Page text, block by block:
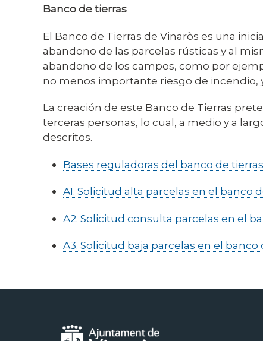
Banco de tierras
El Banco de Tierras de Vinaròs es una
abandono de las parcelas rústicas y al
abandono de los campos, como por
no menos importante riesgo de
La creación de este Banco de Tierras
terceras personas, lo cual, a medio y a
descritos.
Bases reguladoras del banco de
A1. Solicitud alta parcelas en el banco
A2. Solicitud consulta parcelas en el
A3. Solicitud baja parcelas en el banco